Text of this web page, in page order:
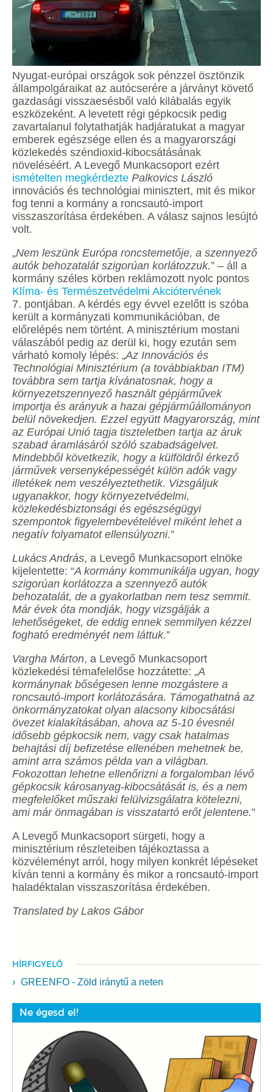
Nyugat-európai országok sok pénzzel ösztönzik
állampolgáraikat az autócserére a járványt követő
gazdasági visszaesésből való kilábalás egyik
eszközeként. A levetett régi gépkocsik pedig
zavartalanul folytathatják hadjáratukat a magyar
emberek egészsége ellen és a magyarországi
közlekedés széndioxid-kibocsátásának
növeléséért. A Levegő Munkacsoport ezért
ismételten megkérdezte Palkovics László
innovációs és technológiai minisztert, mit és mikor
fog tenni a kormány a roncsautó-import
visszaszorítása érdekében. A válasz sajnos lesújtó
volt.
„Nem leszünk Európa roncstemetője, a szennyező
autók behozatalát szigorúan korlátozzuk.” – áll a
kormány széles körben reklámozott nyolc pontos
Klíma- és Természetvédelmi Akciótervének
7. pontjában. A kérdés egy évvel ezelőtt is szóba
került a kormányzati kommunikációban, de
előrelépés nem történt. A minisztérium mostani
válaszából pedig az derül ki, hogy ezután sem
várható komoly lépés: „Az Innovációs és
Technológiai Minisztérium (a továbbiakban ITM)
továbbra sem tartja kívánatosnak, hogy a
környezetszennyező használt gépjárművek
importja és arányuk a hazai gépjárműállományon
belül növekedjen. Ezzel együtt Magyarország, mint
az Európai Unió tagja tiszteletben tartja az áruk
szabad áramlásáról szóló szabadságelvet.
Mindebből következik, hogy a külföldről érkező
járművek versenyképességét külön adók vagy
illetékek nem veszélyeztethetik. Vizsgáljuk
ugyanakkor, hogy környezetvédelmi,
közlekedésbiztonsági és egészségügyi
szempontok figyelembevételével miként lehet a
negatív folyamatot ellensúlyozni.”
Lukács András, a Levegő Munkacsoport elnöke
kijelentette: “A kormány kommunikálja ugyan, hogy
szigorúan korlátozza a szennyező autók
behozatalát, de a gyakorlatban nem tesz semmit.
Már évek óta mondják, hogy vizsgálják a
lehetőségeket, de eddig ennek semmilyen kézzel
fogható eredményét nem láttuk.”
Vargha Márton, a Levegő Munkacsoport
közlekedési témafelelőse hozzátette: „A
kormánynak bőségesen lenne mozgástere a
roncsautó-import korlátozására. Támogathatná az
önkormányzatokat olyan alacsony kibocsátási
övezet kialakításában, ahova az 5-10 évesnél
idősebb gépkocsik nem, vagy csak hatalmas
behajtási díj befizetése ellenében mehetnek be,
amint arra számos példa van a világban.
Fokozottan lehetne ellenőrizni a forgalomban lévő
gépkocsik károsanyag-kibocsátását is, és a nem
megfelelőket műszaki felülvizsgálatra kötelezni,
ami már önmagában is visszatartó erőt jelentene.”
A Levegő Munkacsoport sürgeti, hogy a
minisztérium részleteiben tájékoztassa a
közvéleményt arról, hogy milyen konkrét lépéseket
kíván tenni a kormány és mikor a roncsautó-import
haladéktalan visszaszorítása érdekében.
Translated by Lakos Gábor
HÍRFIGYELŐ
GREENFO - Zöld iránytű a neten
Ne égesd el!